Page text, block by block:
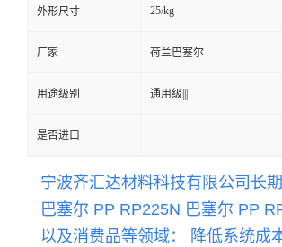
外形尺寸 25/kg
厂家 荷兰巴塞尔
用途级别 通用级|||
是否进口
宁波齐汇达材料科技有限公司长
巴塞尔 PP RP225N 巴塞尔 PP
以及消费品等领域： 降低系统成